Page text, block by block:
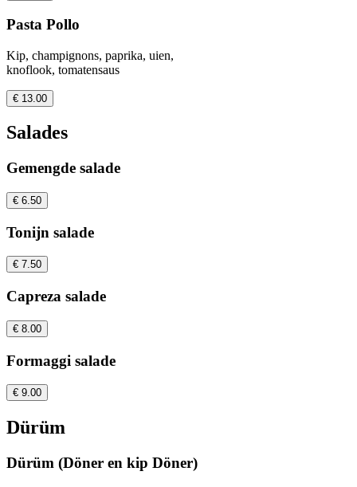
Pasta Pollo
Kip, champignons, paprika, uien,
knoflook, tomatensaus
€ 13.00
Salades
Gemengde salade
€ 6.50
Tonijn salade
€ 7.50
Capreza salade
€ 8.00
Formaggi salade
€ 9.00
Dürüm
Dürüm (Döner en kip Döner)